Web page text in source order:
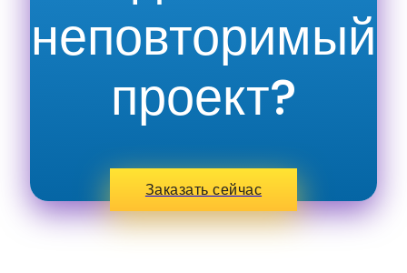
неповторимый
проект?
Заказать сейчас